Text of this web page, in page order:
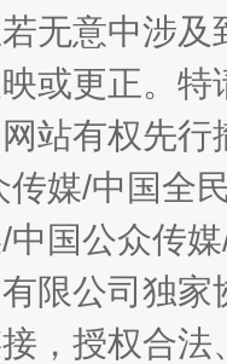
无意中涉
或更正。
站有权先
媒/中国全
中国公众传
限公司独
，授权合